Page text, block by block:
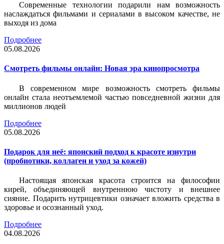
Современные технологии подарили нам возможность
наслаждаться фильмами и сериалами в высоком качестве, не
выходя из дома
Подробнее
05.08.2026
Смотреть фильмы онлайн: Новая эра кинопросмотра
В современном мире возможность смотреть фильмы
онлайн стала неотъемлемой частью повседневной жизни для
миллионов людей
Подробнее
05.08.2026
Подарок для неё: японский подход к красоте изнутри
(пробиотики, коллаген и уход за кожей)
Настоящая японская красота строится на философии
кирей, объединяющей внутреннюю чистоту и внешнее
сияние. Подарить нутрицевтики означает вложить средства в
здоровье и осознанный уход.
Подробнее
04.08.2026